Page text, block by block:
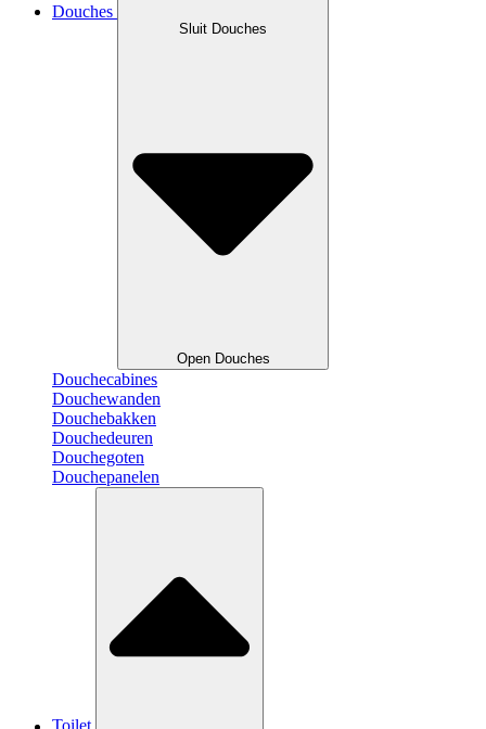
Douches
Sluit Douches
Open Douches
Douchecabines
Douchewanden
Douchebakken
Douchedeuren
Douchegoten
Douchepanelen